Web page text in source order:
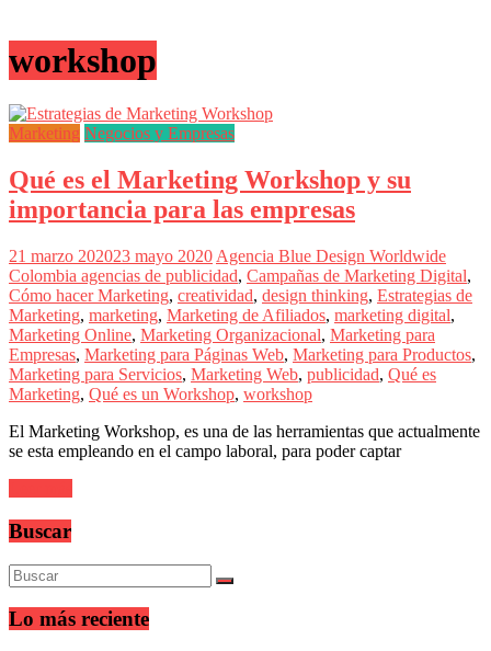
iBlue
Marketing
|
Magazine
de
Publicidad,
y
Medios
de
Agencia
Blue
Design
Colombia
y
sus
filiales
en
Latina
|
Una
mirada
estratégica
y
del
Marketing
en
LATAM
workshop
Marketing Negocios y Empresas
Qué es el Marketing Workshop y su
importancia para las empresas
21 marzo 202023 mayo 2020 Agencia Blue Design Worldwide
Colombia agencias de publicidad, Campañas de Marketing Digital,
Cómo hacer Marketing, creatividad, design thinking, Estrategias de
Marketing, marketing, Marketing de Afiliados, marketing digital,
Marketing Online, Marketing Organizacional, Marketing para
Empresas, Marketing para Páginas Web, Marketing para Productos,
Marketing para Servicios, Marketing Web, publicidad, Qué es
Marketing, Qué es un Workshop, workshop
El Marketing Workshop, es una de las herramientas que actualmente
se esta empleando en el campo laboral, para poder captar
Buscar
Lo más reciente